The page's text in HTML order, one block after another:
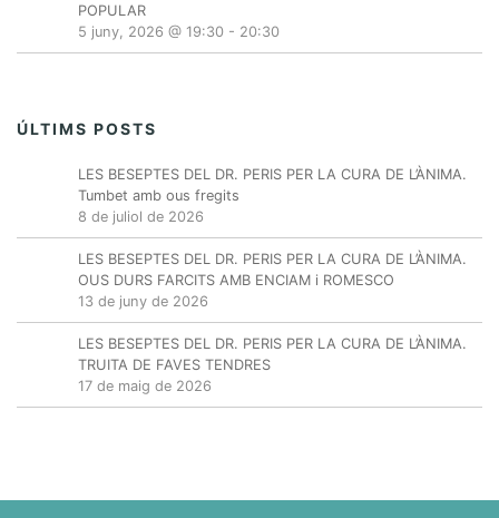
POPULAR
5 juny, 2026 @ 19:30 - 20:30
ÚLTIMS POSTS
LES BESEPTES DEL DR. PERIS PER LA CURA DE L’ÀNIMA.
Tumbet amb ous fregits
8 de juliol de 2026
LES BESEPTES DEL DR. PERIS PER LA CURA DE L’ÀNIMA.
OUS DURS FARCITS AMB ENCIAM i ROMESCO
13 de juny de 2026
LES BESEPTES DEL DR. PERIS PER LA CURA DE L’ÀNIMA.
TRUITA DE FAVES TENDRES
17 de maig de 2026